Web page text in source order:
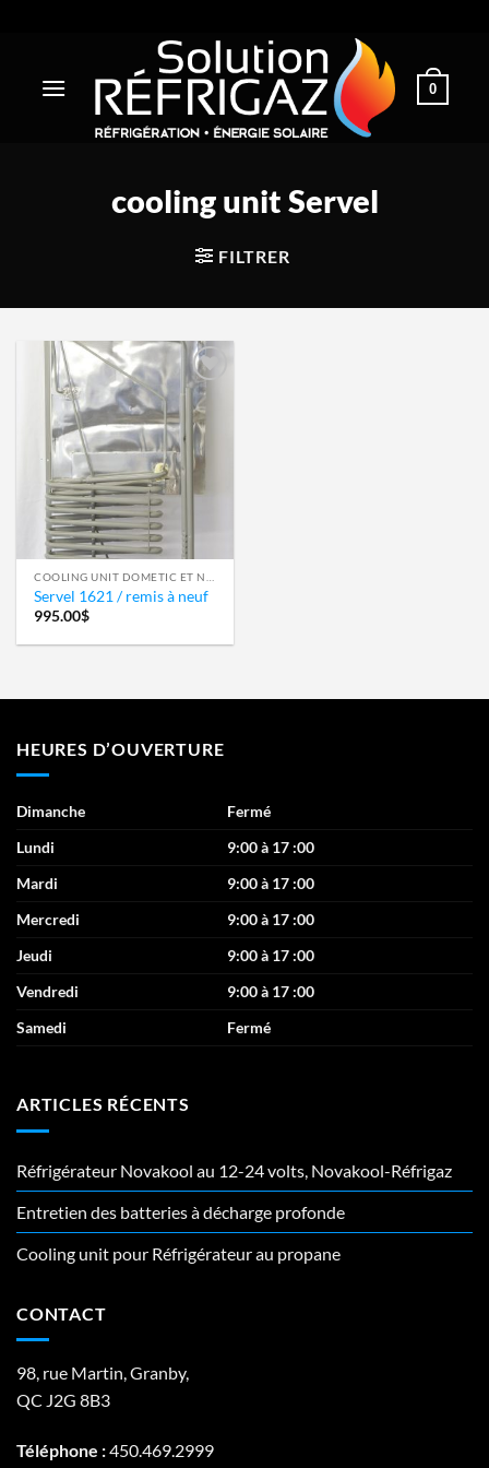
0
cooling unit Servel
FILTRER
Ajouter
à la
wishlist
Servel 1621 / remis à neuf
995.00$
HEURES D’OUVERTURE
Dimanche
Fermé
Lundi
9:00 à 17 :00
Mardi
9:00 à 17 :00
Mercredi
9:00 à 17 :00
Jeudi
9:00 à 17 :00
Vendredi
9:00 à 17 :00
Samedi
Fermé
ARTICLES RÉCENTS
Réfrigérateur Novakool au 12-24 volts, Novakool-Réfrigaz
Entretien des batteries à décharge profonde
Cooling unit pour Réfrigérateur au propane
CONTACT
98, rue Martin, Granby,
QC J2G 8B3
Téléphone :450.469.2999